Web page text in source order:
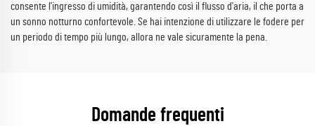
consente l'ingresso di umidità, garantendo così il flusso d'aria, il che porta a
un sonno notturno confortevole. Se hai intenzione di utilizzare le fodere per
un periodo di tempo più lungo, allora ne vale sicuramente la pena.
Domande frequenti